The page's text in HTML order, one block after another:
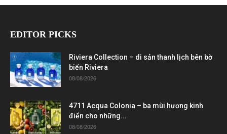
EDITOR PICKS
Riviera Collection – di sản thanh lịch bên bờ
biển Riviera
08/08/2026
4711 Acqua Colonia – ba mùi hương kinh
điển cho những...
08/08/2026